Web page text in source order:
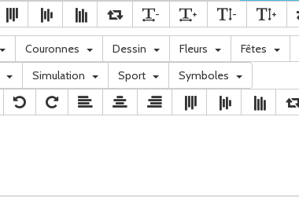
-
+ - +
Couronnes Dessin Fleurs Fêtes
Simulation Sport
Symboles